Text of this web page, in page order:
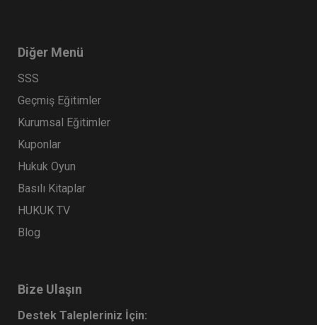
Diğer Menü
SSS
Geçmiş Eğitimler
Kurumsal Eğitimler
Kuponlar
Hukuk Oyun
Basılı Kitaplar
HUKUK TV
Blog
Bize Ulaşın
Destek Talepleriniz İçin: